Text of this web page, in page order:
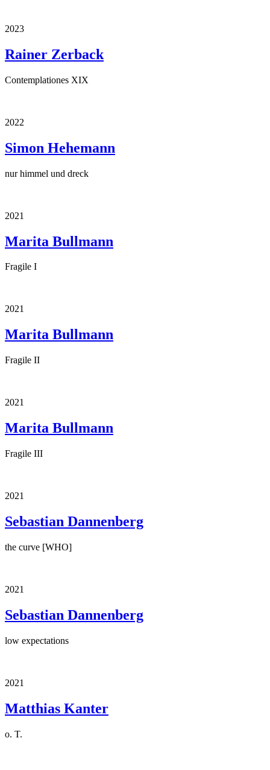
2023
Rainer Zerback
Contemplationes XIX
2022
Simon Hehemann
nur himmel und dreck
2021
Marita Bullmann
Fragile I
2021
Marita Bullmann
Fragile II
2021
Marita Bullmann
Fragile III
2021
Sebastian Dannenberg
the curve [WHO]
2021
Sebastian Dannenberg
low expectations
2021
Matthias Kanter
o. T.